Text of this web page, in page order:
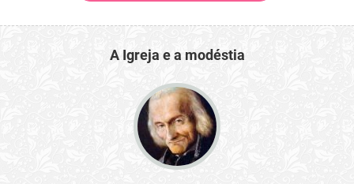
A Igreja e a modéstia